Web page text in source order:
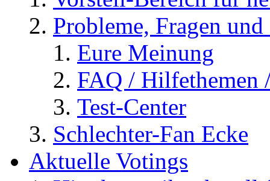
Probleme, Fragen
Eure Meinung
FAQ / Hilfethemen
Test-Center
Schlechter-Fan Ecke
Aktuelle Votings